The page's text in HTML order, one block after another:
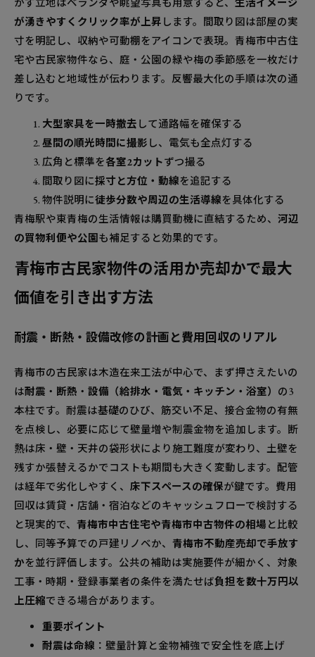
が湧きやすくクリック率が上昇 します。間取り図は部屋の実
寸を明記し、収納や可動棚をアイコンで表現。青梅市中古住
宅や古民家物件なら、庭・公園の緑や梅の季節感を一枚だけ
差し込むと地域性が伝わります。反響最大化の手順は次の通
りです。
大型家具を一時撤去 して通路幅を確保する
昼間の順光時間に撮影 し、電気も全点灯する
広角と標準を各室2カットずつ撮る
間取り図に採寸と方位・動線を追記する
物件説明に徒歩分数や周辺の生活導線を具体化する
青梅駅や東青梅の生活情報は購買動機に直結するため、 河辺
の買物利便や公園も補足すると効果的です。
青梅市古民家物件の活用か売却かで最大
価値を引き出す方法
耐震・断熱・設備改修の計画と費用回収のリアル
青梅市の古民家は木造在来工法が中心で、まず押さえたいの
は耐震 ・ 断熱 ・ 設備（給排水・電気・キッチン・浴室） の3
本柱です。耐震は基礎のひび、筋交い不足、接合金物の有無
を点検し、必要に応じて壁量増や制震金物を追加します。断
熱は床・壁・天井の袋形状により施工難度が変わり、土壁を
残すか張替えるかでコストも期間も大きく変動します。配管
は経年で劣化しやすく、 床下スペースの確保が鍵です。費用
回収は賃貸・店舗・宿泊などのキャッシュフローで検討する
と現実的で、 青梅市中古住宅や青梅市中古物件の相場 と比較
し、同等予算での戸建リノベか、 青梅市不動産売却で手放す
かを並行評価します。公共の補助は実施要件が細かく、対象
工事・時期・登録事業者の条件を満たせば負担を数十万円以
上圧縮できる場合があります。
重要ポイント
耐震は命線 ：壁量計算と金物補強で安全性を底上げ